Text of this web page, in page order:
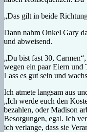
„Das gilt in beide
Dann nahm Onkel Gary
und abweisend.
„Du bist fast 30,
wegen ein paar Eiern und
Lass es gut sein und
Ich atmete langsam aus
„Ich werde euch den
bezahlen, oder Madison
Besorgungen, egal. Ich
ich verlange, dass sie